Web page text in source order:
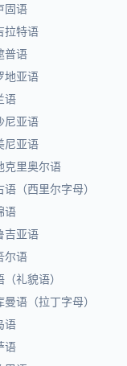
固语
拉特语
普语
地亚语
语
尼亚语
尼亚语
克里奥尔语
语（西里尔字母）
语
吉亚语
尔语
（礼貌语）
曼语（拉丁字母）
语
语